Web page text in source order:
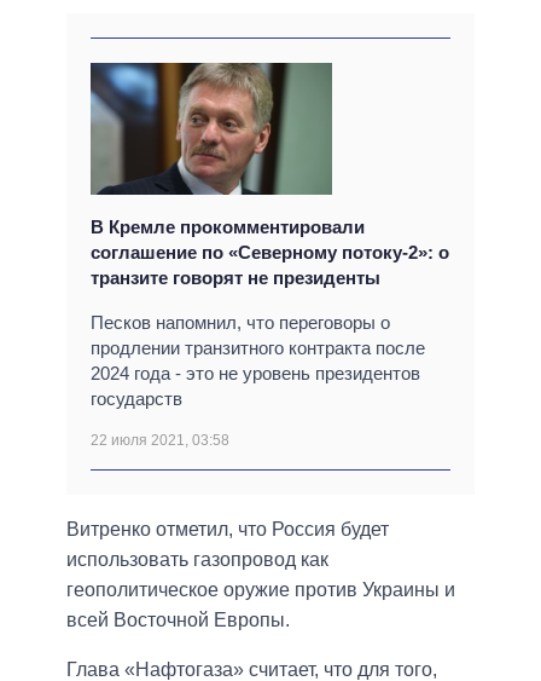
В Кремле прокомментировали
соглашение по «Северному потоку-2»: о
транзите говорят не президенты
Песков напомнил, что переговоры о
продлении транзитного контракта после
2024 года - это не уровень президентов
государств
22 июля 2021, 03:58
Витренко отметил, что Россия будет
использовать газопровод как
геополитическое оружие против Украины и
всей Восточной Европы.
Глава «Нафтогаза» считает, что для того,